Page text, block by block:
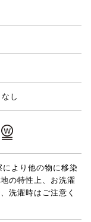
し
より他の物に移染
の特性上、お洗濯
洗濯時はご注意く